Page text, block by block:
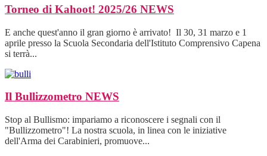
Torneo di Kahoot! 2025/26 NEWS
E anche quest'anno il gran giorno è arrivato! Il 30, 31 marzo e 1
aprile presso la Scuola Secondaria dell'Istituto Comprensivo Capena
si terrà...
Il Bullizzometro NEWS
Stop al Bullismo: impariamo a riconoscere i segnali con il
"Bullizzometro"! La nostra scuola, in linea con le iniziative
dell'Arma dei Carabinieri, promuove...